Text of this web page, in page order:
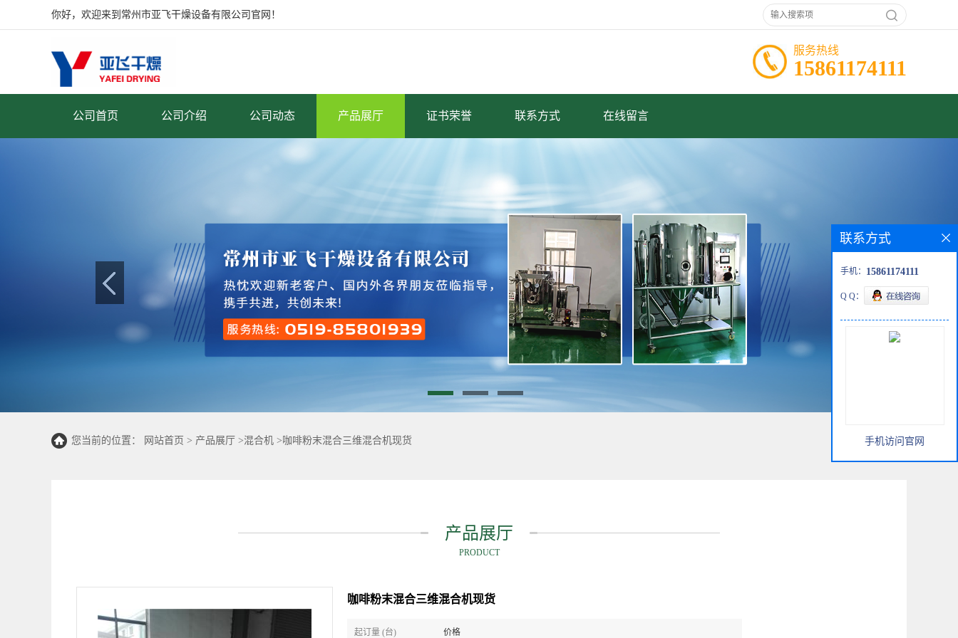
你好，欢迎来到常州市亚飞干燥设备有限公司官网！
服务热线
15861174111
公司首页 公司介绍 公司动态 产品展厅 证书荣誉 联系方式 在线留言
您当前的位置： 网站首页 > 产品展厅 >混合机 >咖啡粉末混合三维混合机现货
产品展厅
PRODUCT
咖啡粉末混合三维混合机现货
起订量 (台) 价格
联系方式
手机： 15861174111
Q Q：
手机访问官网